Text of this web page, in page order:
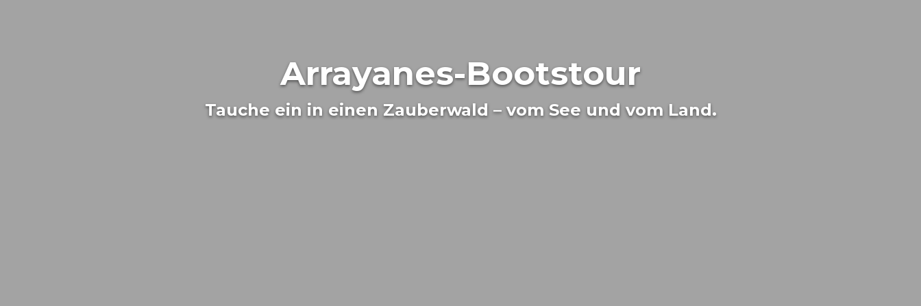
Arrayanes-Bootstour
Tauche ein in einen Zauberwald – vom See und vom Land.